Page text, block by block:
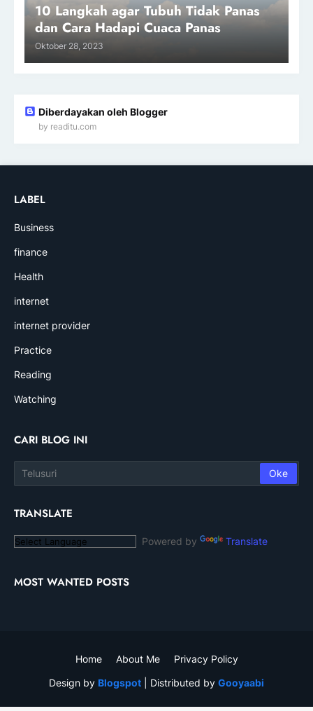
10 Langkah agar Tubuh Tidak Panas
dan Cara Hadapi Cuaca Panas
Oktober 28, 2023
Diberdayakan oleh Blogger
by readitu.com
LABEL
Business
finance
Health
internet
internet provider
Practice
Reading
Watching
CARI BLOG INI
TRANSLATE
Powered by Translate
MOST WANTED POSTS
Design by Blogspot | Distributed by Gooyaabi
Home About Me Privacy Policy